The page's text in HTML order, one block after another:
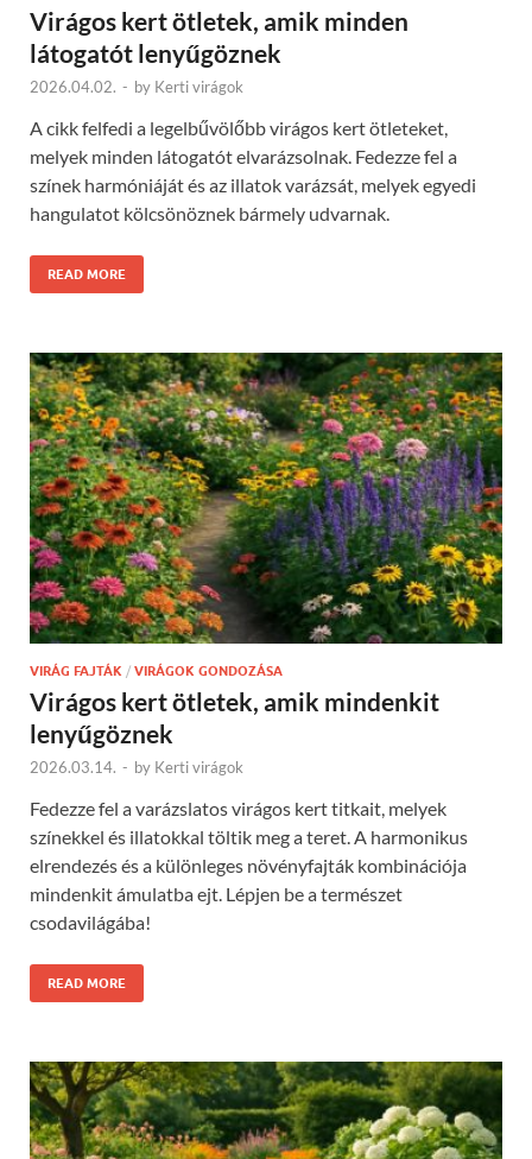
Virágos kert ötletek, amik minden
látogatót lenyűgöznek
2026.04.02. - by Kerti virágok
A cikk felfedi a legelbűvölőbb virágos kert ötleteket,
melyek minden látogatót elvarázsolnak. Fedezze fel a
színek harmóniáját és az illatok varázsát, melyek egyedi
hangulatot kölcsönöznek bármely udvarnak.
READ MORE
VIRÁG FAJTÁK / VIRÁGOK GONDOZÁSA
Virágos kert ötletek, amik mindenkit
lenyűgöznek
2026.03.14. - by Kerti virágok
Fedezze fel a varázslatos virágos kert titkait, melyek
színekkel és illatokkal töltik meg a teret. A harmonikus
elrendezés és a különleges növényfajták kombinációja
mindenkit ámulatba ejt. Lépjen be a természet
csodavilágába!
READ MORE